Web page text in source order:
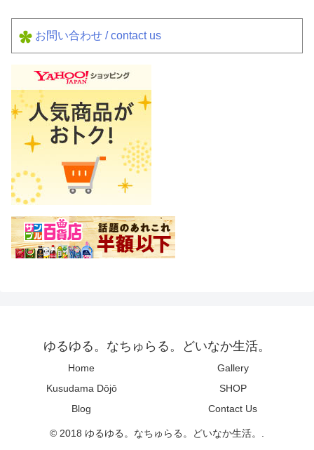
お問い合わせ / contact us
ゆるゆる。なちゅらる。どいなか生活。
Home
Gallery
Kusudama Dōjō
SHOP
Blog
Contact Us
© 2018 ゆるゆる。なちゅらる。どいなか生活。.